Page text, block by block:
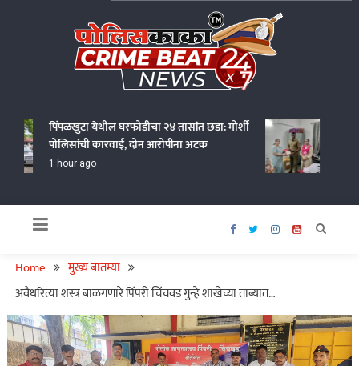
पिंपळखुटा येथील घरफोडीचा २४ तासांत छडा: मोर्शी
पोलिसांची कारवाई, दोन आरोपींना अटक
1 hour ago
Home
मुख्य बातम्या
अवैधरित्या शस्त्र बाळगणारे पिंपरी चिंचवड गुन्हे शाखेच्या ताब्यात…